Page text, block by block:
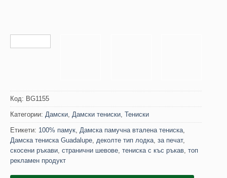
Код: BG1155
Категории: Дамски Дамски тениски Тениски
Етикети: 100% памук Дамска памучна вталена тениска
Дамска тениска Guadalupe деколте тип лодка за печат,
скосени ръкави странични шевове тениска с къс ръкав топ
рекламен продукт